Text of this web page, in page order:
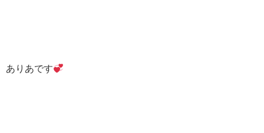
ありあです